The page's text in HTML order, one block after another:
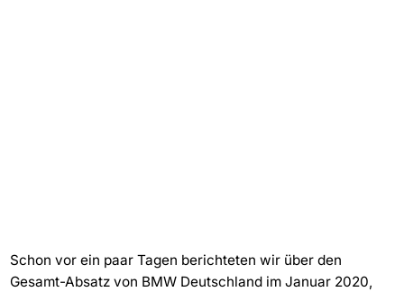
Schon vor ein paar Tagen berichteten wir über den
Gesamt-Absatz von BMW Deutschland im Januar 2020,